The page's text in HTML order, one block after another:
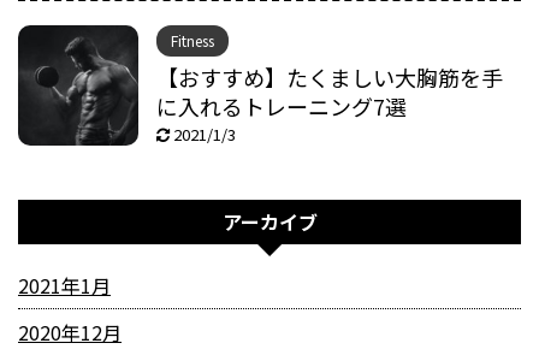
Fitness
【おすすめ】たくましい大胸筋を手
に入れるトレーニング7選
2021/1/3
アーカイブ
2021年1月
2020年12月